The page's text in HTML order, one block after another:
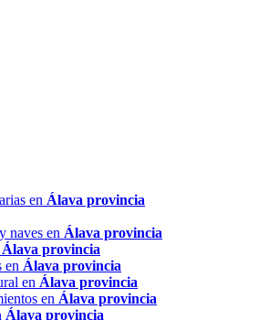
en Álava provincia
naves en Álava provincia
Álava provincia
en Álava provincia
en Álava provincia
en Álava provincia
Álava provincia